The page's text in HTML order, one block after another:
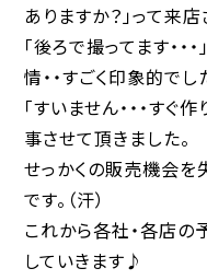
ありますか？」って来
「後ろで撮ってます・・
情・・すごく印象的で
「すいません・・・すぐ
事させて頂きました。
せっかくの販売機会を
です。（汗）
これから各社・各店の
していきます♪